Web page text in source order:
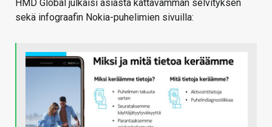
HMD Global julkaisi asiasta kattavamman selvityksen
sekä infograafin Nokia-puhelimien sivuilla: